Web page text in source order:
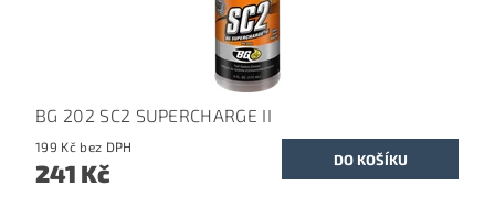
BG 202 SC2 SUPERCHARGE II
199 Kč bez DPH
241 Kč